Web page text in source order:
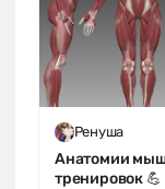
Ренуша
Анатомии
тренировок 💪